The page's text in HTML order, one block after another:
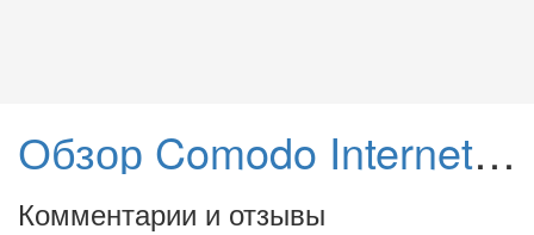
Обзор Comodo Internet Security Premium 8
Комментарии и отзывы